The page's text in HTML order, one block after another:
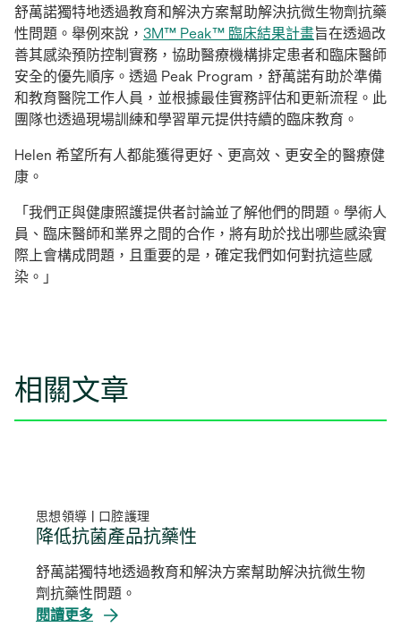
舒萬諾獨特地透過教育和解決方案幫助解決抗微生物劑抗藥
性問題。舉例來說， 3M™ Peak™ 臨床結果計畫旨在透過改
善其感染預防控制實務，協助醫療機構排定患者和臨床醫師
安全的優先順序。透過 Peak Program，舒萬諾有助於準備
和教育醫院工作人員，並根據最佳實務評估和更新流程。此
團隊也透過現場訓練和學習單元提供持續的臨床教育。
Helen 希望所有人都能獲得更好、更高效、更安全的醫療健
康。
「我們正與健康照護提供者討論並了解他們的問題。學術人
員、臨床醫師和業界之間的合作，將有助於找出哪些感染實
際上會構成問題，且重要的是，確定我們如何對抗這些感
染。」
相關文章
思想領導 | 口腔護理
降低抗菌產品抗藥性
舒萬諾獨特地透過教育和解決方案幫助解決抗微生物
劑抗藥性問題。
閱讀更多